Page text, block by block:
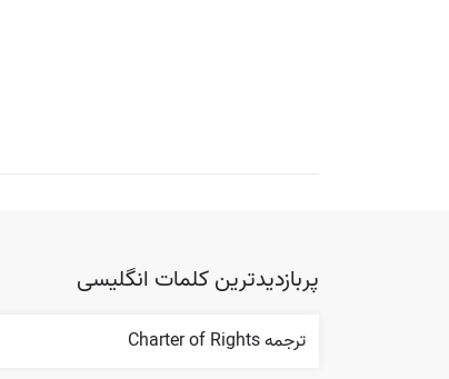
پربازدیدترین کلمات انگلیسی
ترجمه Charter of Rights